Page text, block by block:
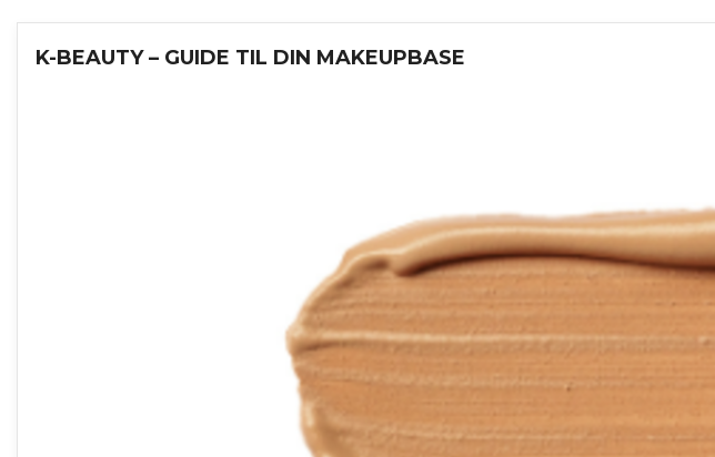
K-BEAUTY – GUIDE TIL DIN MAKEUPBASE